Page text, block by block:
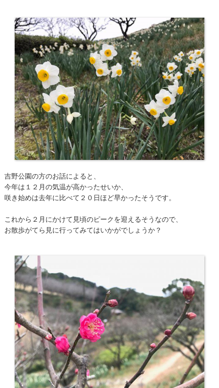
吉野公園の方のお話によると、
今年は１２月の気温が高かったせいか、
咲き始めは去年に比べて２０日ほど早かったそうです。
これから２月にかけて見頃のピークを迎えるそうなので、
お散歩がてら見に行ってみてはいかがでしょうか？